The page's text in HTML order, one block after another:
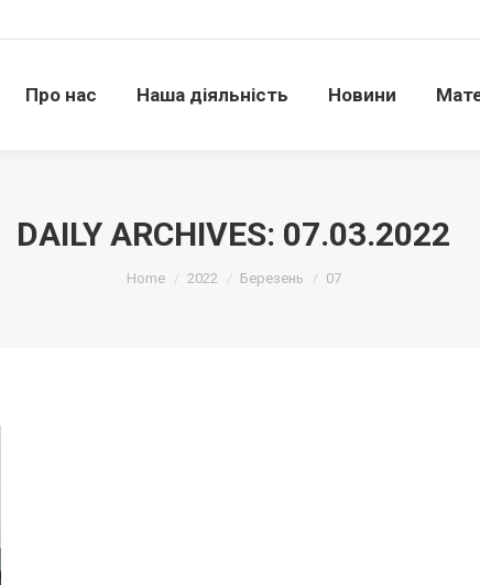
Про нас Наша діяльність Новини
DAILY ARCHIVES: 07.03.2022
Home 2022 Березень 07
Про нас Наша діяльність Новини